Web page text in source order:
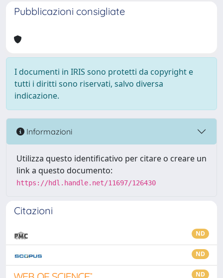
Pubblicazioni consigliate
I documenti in IRIS sono protetti da copyright e
tutti i diritti sono riservati, salvo diversa
indicazione.
Informazioni
Utilizza questo identificativo per citare o creare un
link a questo documento:
https://hdl.handle.net/11697/126430
Citazioni
ND
ND
ND